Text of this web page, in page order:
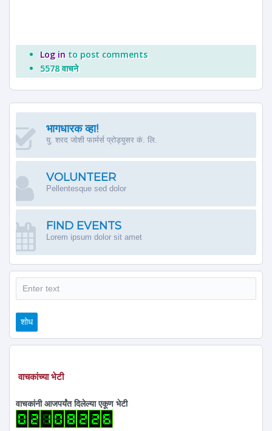
Log in to post comments
5578 वाचने
भागधारक व्हा!
यु. शरद जोशी फार्मर्स प्रोड्युसर कं. लि.
VOLUNTEER
Pellentesque sed dolor
FIND EVENTS
Lorem ipsum dolor sit amet
शोध
शोध
वाचकांच्या भेटी
वाचकांनी आजपर्यंत दिलेल्या एकूण भेटी